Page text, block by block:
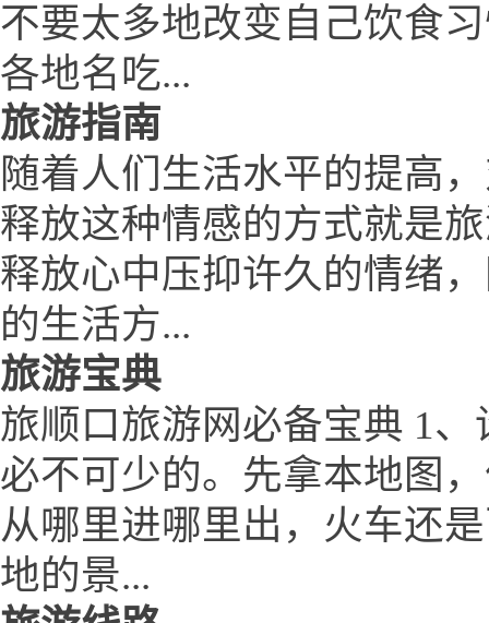
不要太多地改变自己饮食
各地名吃...
旅游指南
随着人们生活水平的提高
释放这种情感的方式就是
释放心中压抑许久的情绪
的生活方...
旅游宝典
旅顺口旅游网必备宝典 1
必不可少的。先拿本地图
从哪里进哪里出，火车还
地的景...